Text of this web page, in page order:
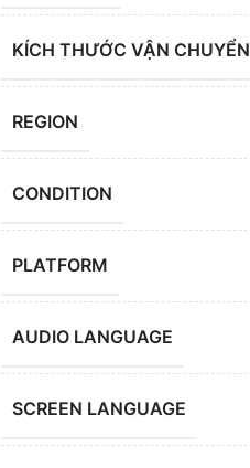
KÍCH THƯỚC VẬN CHUYỂN
REGION
CONDITION
PLATFORM
AUDIO LANGUAGE
SCREEN LANGUAGE